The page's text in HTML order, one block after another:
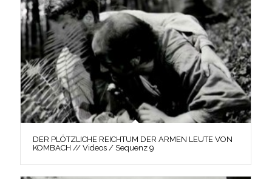
DER PLÖTZLICHE REICHTUM DER ARMEN LEUTE VON
KOMBACH // Videos / Sequenz 9